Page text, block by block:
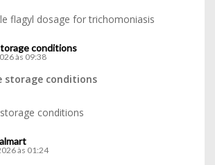
flagyl dosage for trichomoniasis
conditions
às 09:38
storage conditions
conditions
às 01:24